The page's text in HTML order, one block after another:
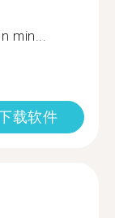
min...
载软件